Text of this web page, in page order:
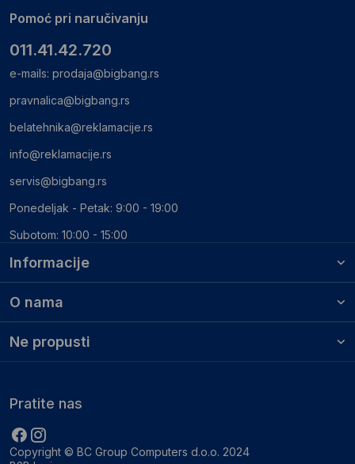
Informacije
O nama
Ne propusti
Pomoć pri naručivanju
011.41.42.720
e-mails: prodaja@bigbang.rs
pravnalica@bigbang.rs
belatehnika@reklamacije.rs
info@reklamacije.rs
servis@bigbang.rs
Ponedeljak - Petak: 9:00 - 19:00
Subotom: 10:00 - 15:00
Copyright © BC Group Computers d.o.o. 2024
Pratite nas